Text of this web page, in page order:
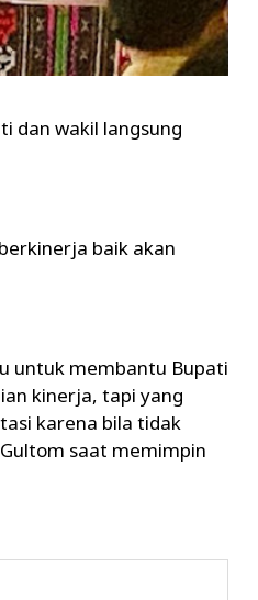
dan wakil langsung
baik akan
untuk membantu Bupati
kinerja, tapi yang
karena bila tidak
saat memimpin